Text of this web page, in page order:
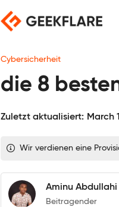
Cybersicherheit
die 8
Zuletzt aktualisiert: March
Wir verdienen eine
Aminu Abdullahi
Beitragender